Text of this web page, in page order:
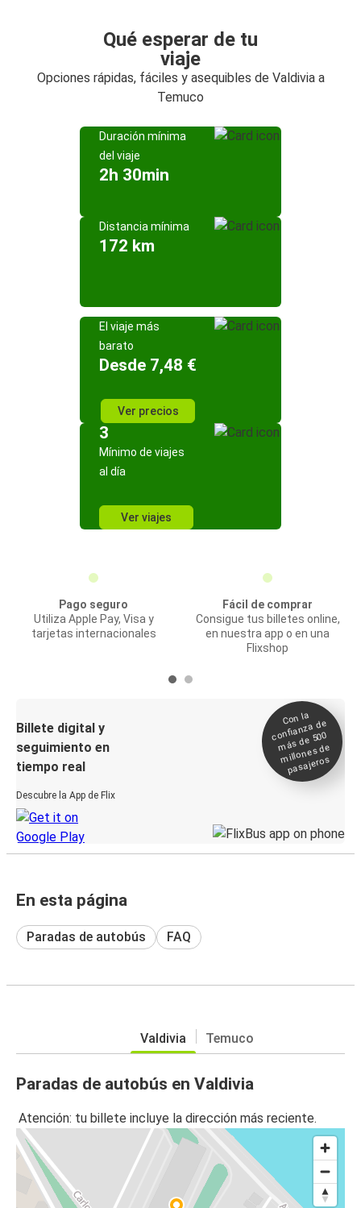
Qué esperar de tu
viaje
Opciones rápidas, fáciles y asequibles de Valdivia a
Temuco
Duración mínima
del viaje
2h 30min
Distancia mínima
172 km
El viaje más
barato
Desde 7,48 €
Ver precios
3
Mínimo de viajes
al día
Ver viajes
Pago seguro
Utiliza Apple Pay, Visa y
tarjetas internacionales
Fácil de comprar
Consigue tus billetes online,
en nuestra app o en una
Flixshop
Billete digital y
seguimiento en
tiempo real
Descubre la App de Flix
Con la
confianza de
más de 500
millones de
pasajeros
En esta página
Paradas de autobús FAQ
Valdivia Temuco
Paradas de autobús en Valdivia
Atención: tu billete incluye la dirección más reciente.